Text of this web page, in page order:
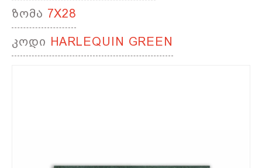
ზომა 7X28
კოდი HARLEQUIN GREEN